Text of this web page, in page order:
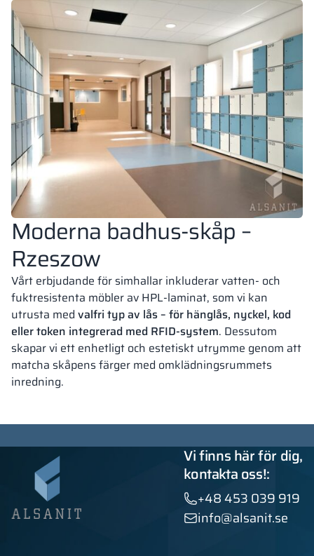
Moderna badhus-skåp –
Rzeszow
Vårt erbjudande för simhallar inkluderar vatten- och
fuktresistenta möbler av HPL-laminat, som vi kan
utrusta med valfri typ av lås – för hänglås, nyckel, kod
eller token integrerad med RFID-system. Dessutom
skapar vi ett enhetligt och estetiskt utrymme genom att
matcha skåpens färger med omklädningsrummets
inredning.
Vi finns här för dig,
kontakta oss!:
+48 453 039 919
info@alsanit.se